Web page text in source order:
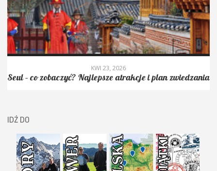
KWI 6, 2026
Granica między Koreą Południową i Koreą Północną –
IDŹ DO